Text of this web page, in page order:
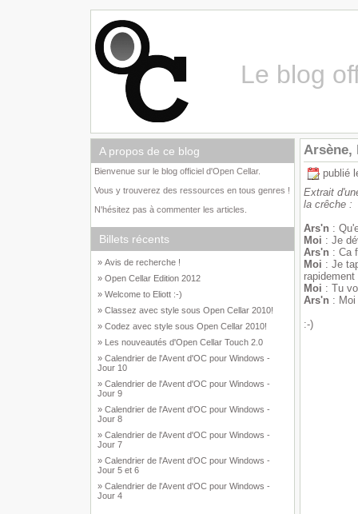
Le blog
A propos de ce blog
Bienvenue sur le blog officiel d'Open Cellar.
Vous y trouverez des ressources en tous genres !
N'hésitez pas à commenter les articles.
Billets récents
» Avis de recherche !
» Open Cellar Edition 2012
» Welcome to Eliott :-)
» Classez avec style sous Open Cellar 2010!
» Codez avec style sous Open Cellar 2010!
» Les nouveautés d'Open Cellar Touch 2.0
» Calendrier de l'Avent d'OC pour Windows -
Jour 10
» Calendrier de l'Avent d'OC pour Windows -
Jour 9
» Calendrier de l'Avent d'OC pour Windows -
Jour 8
» Calendrier de l'Avent d'OC pour Windows -
Jour 7
» Calendrier de l'Avent d'OC pour Windows -
Jour 5 et 6
» Calendrier de l'Avent d'OC pour Windows -
Jour 4
Arsène,
publié
Extrait
la crêche :
Ars'n :
Moi : Je
Ars'n : Ca
Moi : Je
rapidement
Moi : Tu
Ars'n : Moi
:-)